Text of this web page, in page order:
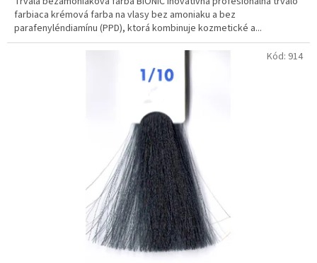
farbiaca krémová farba na vlasy bez amoniaku a bez
parafenyléndiamínu (PPD), ktorá kombinuje kozmetické a...
Kód: 914